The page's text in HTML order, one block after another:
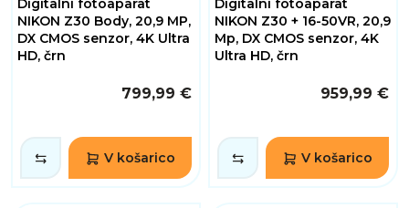
Digitalni fotoaparat
NIKON Z30 Body, 20,9 MP,
DX CMOS senzor, 4K Ultra
HD, črn
799,99 €
V košarico
Digitalni fotoaparat
NIKON Z30 + 16-50VR, 20,9
Mp, DX CMOS senzor, 4K
Ultra HD, črn
959,99 €
V košarico